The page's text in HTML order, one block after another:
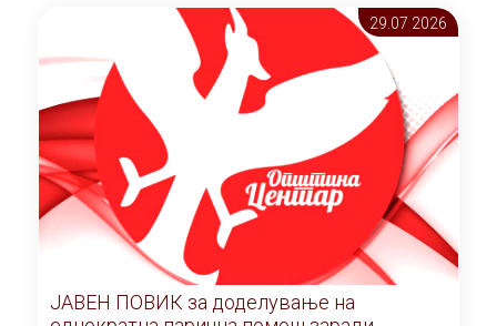
29.07 2026
ЈАВЕН ПОВИК за доделување на